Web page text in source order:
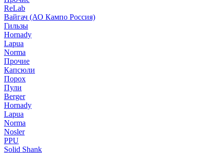
ReLab
Вайгач (АО Кампо Россия)
Гильзы
Hornady
Lapua
Norma
Прочие
Капсюли
Порох
Пули
Berger
Hornady
Lapua
Norma
Nosler
PPU
Solid Shank